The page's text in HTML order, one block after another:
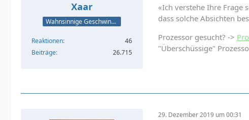
Xaar
Wahnsinnige Geschwindigkeit - und los!
Reaktionen
46
Beiträge
26.715
«Ich verstehe Ihre Frage
dass solche Absichten
Prozessor gesucht? ->
"Überschüssige"
29. Dezember 2019 um 00:31